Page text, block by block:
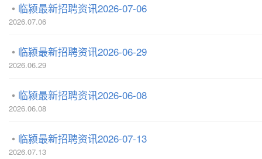
临颍最新招聘资讯2026-07-06
2026.07.06
临颍最新招聘资讯2026-06-29
2026.06.29
临颍最新招聘资讯2026-06-08
2026.06.08
临颍最新招聘资讯2026-07-13
2026.07.13